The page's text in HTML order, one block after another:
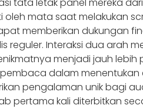
oleh mata saat melakukan
memberikan dukungan
reguler. Interaksi dua arah
menjadi jauh
dalam
pengalaman unik bagi
pertama kali diterbitkan